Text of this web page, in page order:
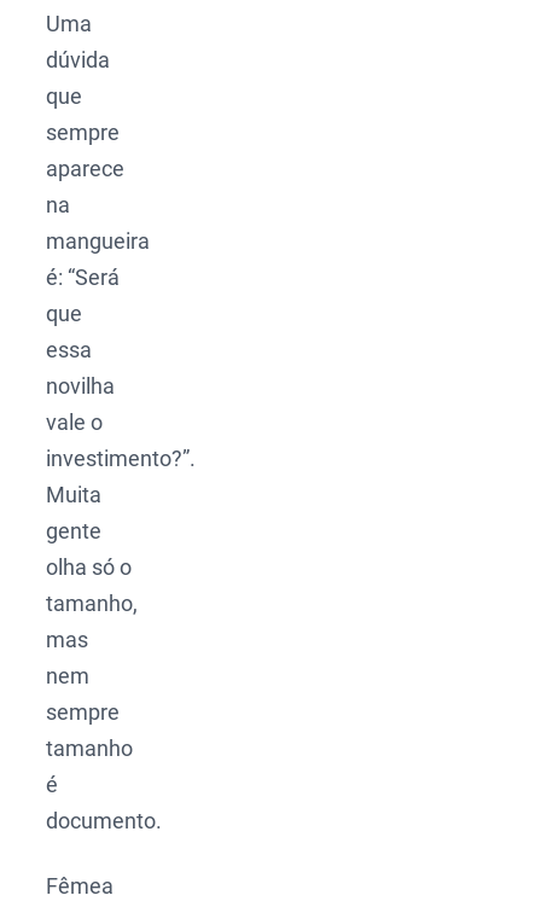
Uma
dúvida
que
sempre
aparece
na
mangueira
é: “Será
que
essa
novilha
vale o
investimento?”.
Muita
gente
olha só o
tamanho,
mas
nem
sempre
tamanho
é
documento.
Fêmea